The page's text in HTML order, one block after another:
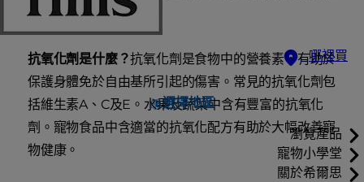
哪裡買
選擇地區
瀏覽產品
寵物小學堂
關於希爾思
過早老化的因素。
抗氧化劑是什麼？抗氧化劑是食物中的營養素，有助於
保護身體免於自由基所引起的傷害。常見的抗氧化劑包
括維生素A、C及E。水果及蔬菜中含有豐富的抗氧化
劑。寵物食品中含適當的抗氧化配方有助於大幅改善寵
物健康。